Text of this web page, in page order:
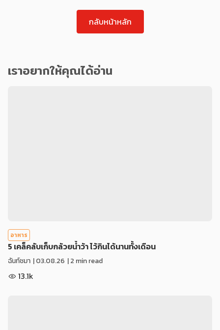
กลับหน้าหลัก
เราอยากให้คุณได้อ่าน
อาหาร
5 เคล็คลับเก็บกล้วยน้ำว้า ไว้กินได้นานทั้งเดือน
ฉันท์ชมา |03.08.26 | 2 min read
13.1k